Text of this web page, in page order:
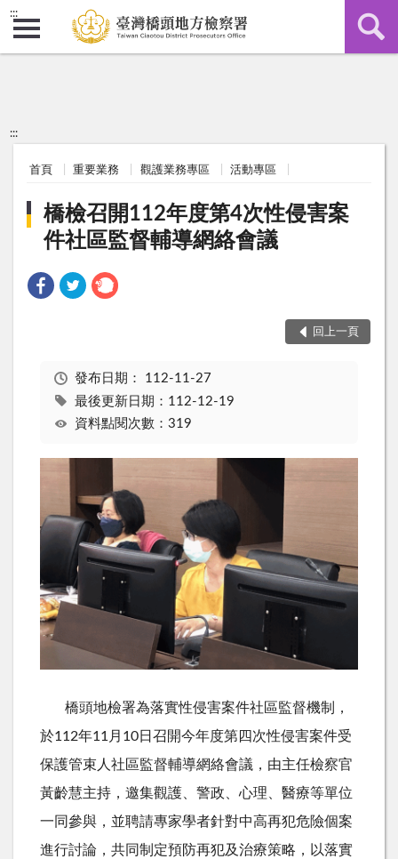
:::
:::
首頁 重要業務 觀護業務專區 活動專區
橋檢召開112年度第4次性侵害案
件社區監督輔導網絡會議
回上一頁
發布日期： 112-11-27
最後更新日期：112-12-19
資料點閱次數：319
橋頭地檢署為落實性侵害案件社區監督機制，
於112年11月 10日召開今年度第四次性侵害案件受
保護管束人社區監督輔導網絡會議，由主任檢察官
黃齡慧主持，邀集觀護、警政、心理、醫療等單位
一同參與，並聘請專家學者針對中高再犯危險個案
進行討論，共同制定預防再犯及治療策略，以落實